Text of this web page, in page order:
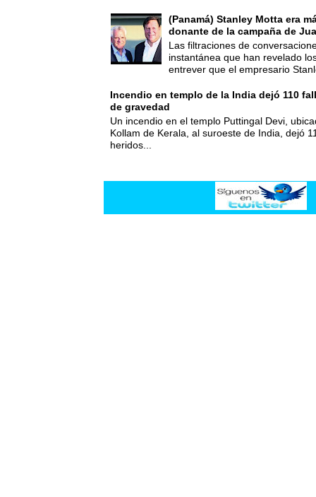
(Panamá) Stanley Motta era
donante de la campaña de
Las filtraciones de
instantánea que han revelado
entrever que el empresario
Incendio en templo de la India dejó 110
de gravedad
Un incendio en el templo Puttingal Devi,
Kollam de Kerala, al suroeste de India, dejó
heridos...